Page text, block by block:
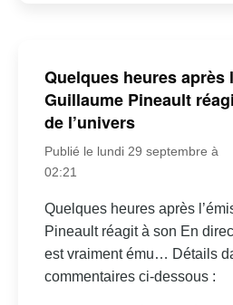
Quelques heures après
Guillaume Pineault
de l’univers
Publié le lundi 29 septembre à
02:21
Quelques heures après
Pineault réagit à son En
est vraiment ému… Détails
commentaires ci-dessous :